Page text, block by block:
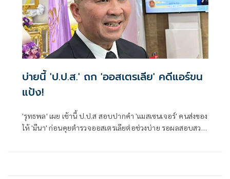
บ่ายนี้ 'ป.ป.ส.' ถก 'ออสเตรเลีย' คดีแอร์ขน
แป้ง!
'รุทธพล' เผย เช้านี้ ป.ป.ส สอบปากคำ 'แมสเซนเจอร์' คนส่งของ
ให้ 'มีนา' ก่อนคุยตำรวจออสเตรเลียต่อช่วงบ่าย รอผลสอบสวน